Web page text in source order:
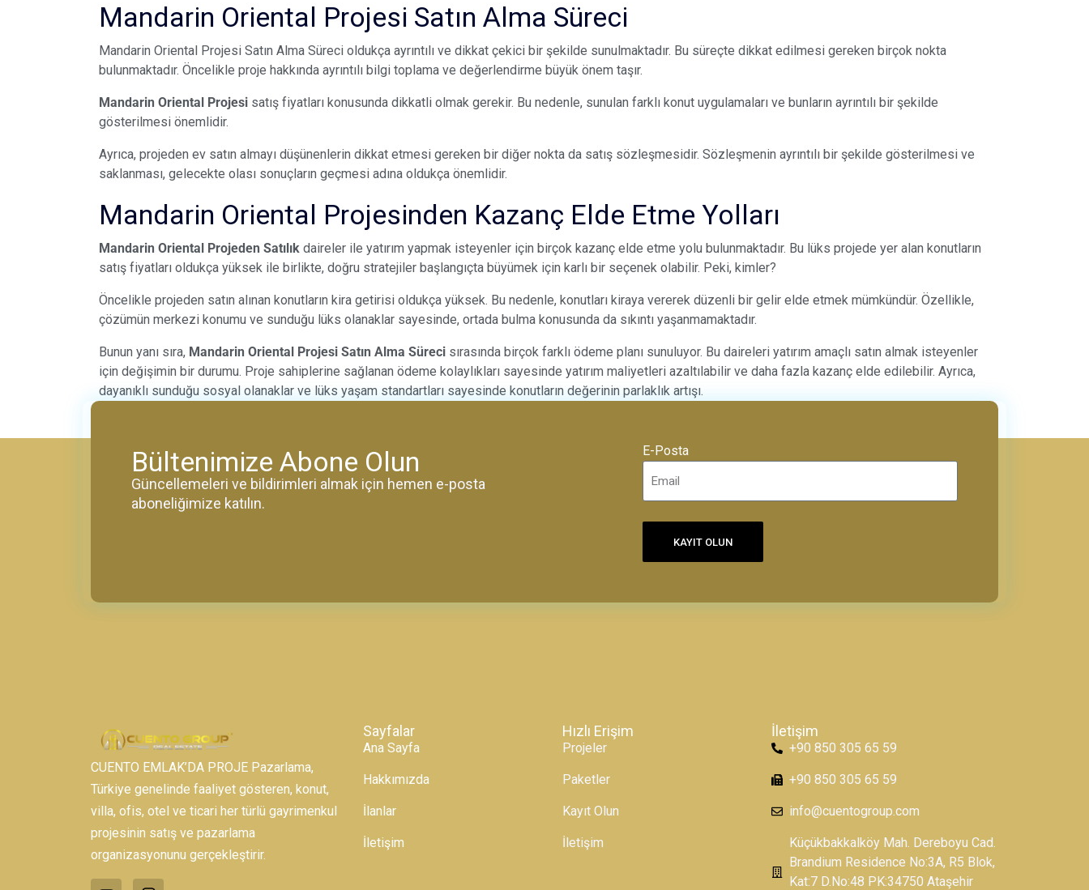
Mandarin Oriental Projesi Satın Alma Süreci
Mandarin Oriental Projesi Satın Alma Süreci oldukça ayrıntılı ve dikkat çekici bir şekilde sunulmaktadır. Bu süreçte dikkat edilmesi gereken birçok nokta
bulunmaktadır. Öncelikle proje hakkında ayrıntılı bilgi toplama ve değerlendirme büyük önem taşır.
Mandarin Oriental Projesi satış fiyatları konusunda dikkatli olmak gerekir. Bu nedenle, sunulan farklı konut uygulamaları ve bunların ayrıntılı bir şekilde
gösterilmesi önemlidir.
Ayrıca, projeden ev satın almayı düşünenlerin dikkat etmesi gereken bir diğer nokta da satış sözleşmesidir. Sözleşmenin ayrıntılı bir şekilde gösterilmesi ve
saklanması, gelecekte olası sonuçların geçmesi adına oldukça önemlidir.
Mandarin Oriental Projesinden Kazanç Elde Etme Yolları
Mandarin Oriental Projeden Satılık daireler ile yatırım yapmak isteyenler için birçok kazanç elde etme yolu bulunmaktadır. Bu lüks projede yer alan konutların
satış fiyatları oldukça yüksek ile birlikte, doğru stratejiler başlangıçta büyümek için karlı bir seçenek olabilir. Peki, kimler?
Öncelikle projeden satın alınan konutların kira getirisi oldukça yüksek. Bu nedenle, konutları kiraya vererek düzenli bir gelir elde etmek mümkündür. Özellikle,
çözümün merkezi konumu ve sunduğu lüks olanaklar sayesinde, ortada bulma konusunda da sıkıntı yaşanmamaktadır.
Bunun yanı sıra, Mandarin Oriental Projesi Satın Alma Süreci sırasında birçok farklı ödeme planı sunuluyor. Bu daireleri yatırım amaçlı satın almak isteyenler
için değişimin bir durumu. Proje sahiplerine sağlanan ödeme kolaylıkları sayesinde yatırım maliyetleri azaltılabilir ve daha fazla kazanç elde edilebilir. Ayrıca,
dayanıklı sunduğu sosyal olanaklar ve lüks yaşam standartları sayesinde konutların değerinin parlaklık artışı.
Bültenimize Abone Olun
Güncellemeleri ve bildirimleri almak için hemen e-posta
aboneliğimize katılın.
E-Posta
KAYIT OLUN
CUENTO EMLAK’DA PROJE Pazarlama,
Türkiye genelinde faaliyet gösteren, konut,
villa, ofis, otel ve ticari her türlü gayrimenkul
projesinin satış ve pazarlama
organizasyonunu gerçekleştirir.
Sayfalar
Ana Sayfa
Hakkımızda
İlanlar
İletişim
Hızlı Erişim
Projeler
Paketler
Kayıt Olun
İletişim
İletişim
+90 850 305 65 59
+90 850 305 65 59
info@cuentogroup.com
Küçükbakkalköy Mah. Dereboyu Cad.
Brandium Residence No:3A, R5 Blok,
Kat:7 D.No:48 PK:34750 Ataşehir